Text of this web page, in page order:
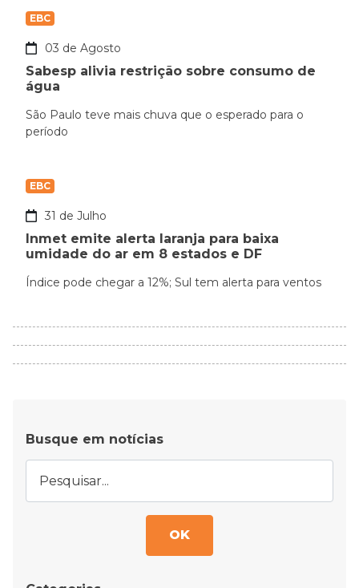
EBC
03 de Agosto
Sabesp alivia restrição sobre consumo de
água
São Paulo teve mais chuva que o esperado para o
período
EBC
31 de Julho
Inmet emite alerta laranja para baixa
umidade do ar em 8 estados e DF
Índice pode chegar a 12%; Sul tem alerta para ventos
Busque em notícias
OK